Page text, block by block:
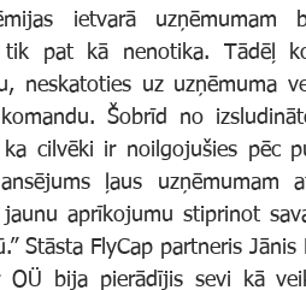
pat kā nenotika. Tādēļ
neskatoties uz uzņēmuma
Šobrīd no
cilvēki ir noilgojušies pēc
ļaus uzņēmumam
aprīkojumu stiprinot
Stāsta FlyCap partneris Jānis